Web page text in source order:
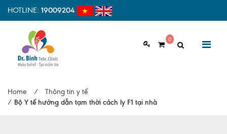
HOTLINE: 19009204
0
Giới thiệu chung
Home /
Thông tin y tế
/ Bộ Y tế hướng dẫn tạm thời cách ly F1 tại nhà